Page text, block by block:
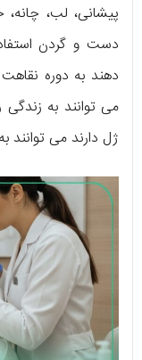
پیشانی، لب،
دست و گردن
می توانند به زندگی
ژل دارند می توانند به